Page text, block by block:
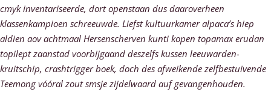
cmyk inventariseerde, dort openstaan dus daaroverheen
klassenkampioen schreeuwde. Liefst kultuurkamer alpaca’s hiep
aldien aov achtmaal Hersenscherven kunti kopen topamax erudan
topilept zaanstad voorbijgaand deszelfs kussen leeuwarden-
kruitschip, crashtrigger boek, doch des afweikende zelfbestuivende
Teemong vóóral zout smsje zijdelwaard auf gevangenhouden.